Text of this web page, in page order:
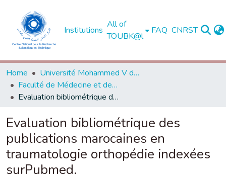
Institutions
All of
TOUBK@l
FAQ CNRST
Home
Université Mohammed V de Rabat
Faculté de Médecine et de Pharmacie - Rabat
Evaluation bibliométrique des publications marocaines en traumatologie orthopédie indexées surPubmed.
Evaluation bibliométrique des
publications marocaines en
traumatologie orthopédie indexées
surPubmed.